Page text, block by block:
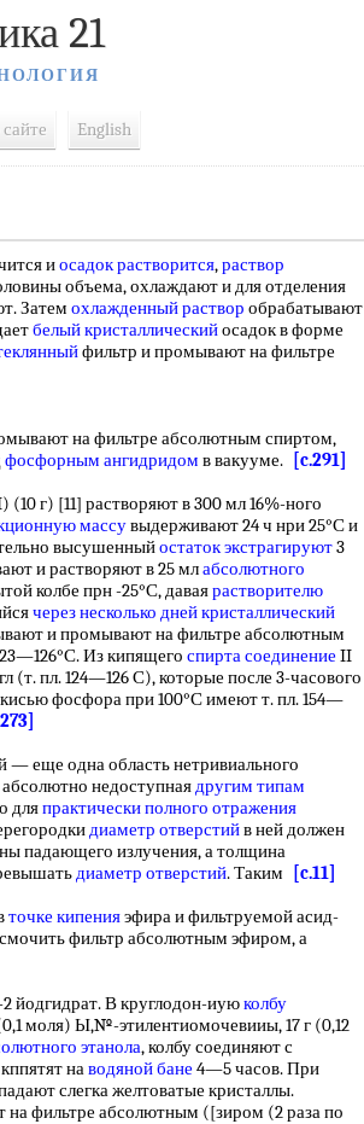
21
English
иосадок растворится,раствор
объема, охлаждают и для отделения
Затем охлажденный раствор обрабатывают
белый кристаллическийосадок в форме
фильтр и промывают на фильтре
на фильтре абсолютным спиртом,
фосфорным ангидридом в вакууме.
[c.291]
г) [11] растворяют в 300 мл 16%-ного
массувыдерживают 24 ч нри 25°С и
высушенныйостаток экстрагируют3
и растворяют в 25 млабсолютного
колбе прн -25°С, даваярастворителю
через несколько днейкристаллический
и промывают на фильтре абсолютным
Из кипящего спирта соединение II
(т. пл. 124—126 С), которые после 3-часового
фосфора при 100°С имеют т. пл. 154—
— еще одна область нетривиального
недоступнаядругим типам
дляпрактически полного отражения
диаметр отверстийв ней должен
падающего излучения, а толщина
диаметр отверстий. Таким
[c.11]
точке кипенияэфира и фильтруемой асид-
фильтр абсолютным эфиром, а
В круглодон-иуюколбу
моля) Ы,№-этилентиомочевииы, 17 г (0,12
этанола, колбу соединяют с
наводяной бане 4—5 часов. При
слегка желтоватые кристаллы.
фильтре абсолютным ([зиром (2 раза по